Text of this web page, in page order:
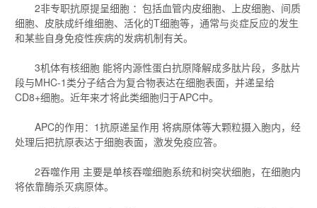
2非专职抗原提呈细胞 ：包括血管内皮细胞、上皮细胞、间质
细胞、皮肤成纤维细胞、活化的T细胞等，通常与炎症反应的发生
和某些自身免疫性疾病的发病机制有关。
3机体有核细胞 能将内源性蛋白抗原降解成多肽片段，多肽片
段与MHC-1类分子结合为复合物表达在细胞表面，并递呈给
CD8+细胞。近年来才将此类细胞归于APC中。
APC的作用：1抗原递呈作用 将病原体等大颗粒摄入胞内，经
处理后把抗原表达于细胞表面，激发免疫应答。
2吞噬作用 主要是单核吞噬细胞系统和树突状细胞，在细胞内
将依靠酶杀灭病原体。